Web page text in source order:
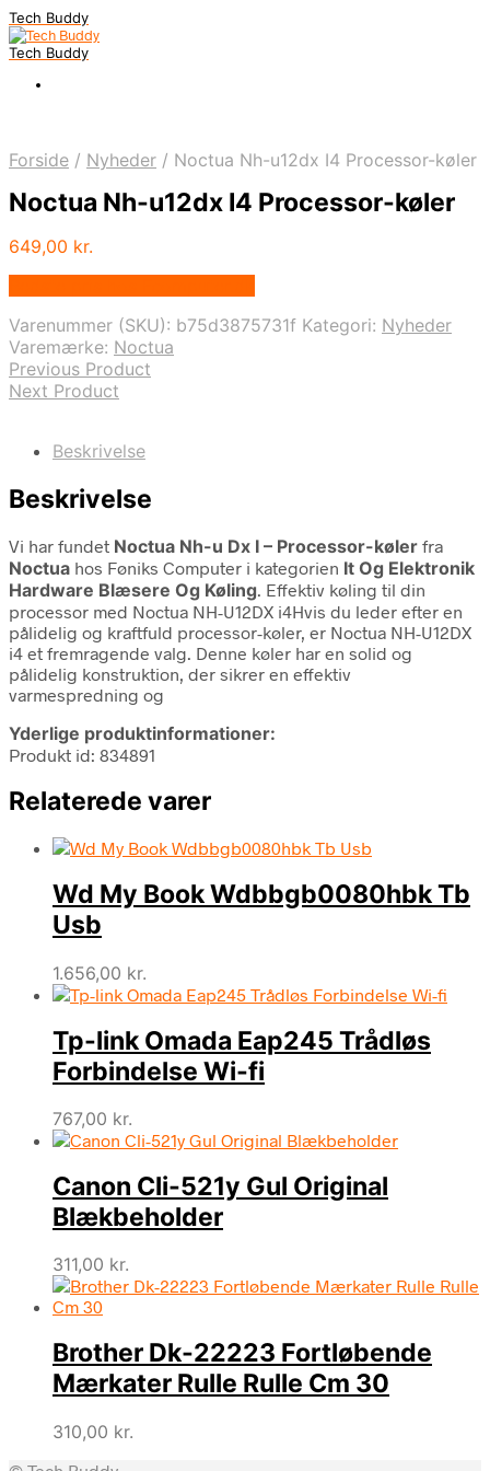
Tech Buddy
Tech Buddy
Forside / Nyheder / Noctua Nh-u12dx I4 Processor-køler
Noctua Nh-u12dx I4 Processor-køler
649,00 kr.
Varenummer (SKU): b75d3875731f Kategori: Nyheder
Varemærke: Noctua
Previous Product
Next Product
Beskrivelse
Beskrivelse
Vi har fundet Noctua Nh-u Dx I – Processor-køler fra
Noctua hos Føniks Computer i kategorien It Og Elektronik
Hardware Blæsere Og Køling. Effektiv køling til din
processor med Noctua NH-U12DX i4Hvis du leder efter en
pålidelig og kraftfuld processor-køler, er Noctua NH-U12DX
i4 et fremragende valg. Denne køler har en solid og
pålidelig konstruktion, der sikrer en effektiv
varmespredning og
Yderlige produktinformationer:
Produkt id: 834891
Relaterede varer
Wd My Book Wdbbgb0080hbk Tb
Usb
1.656,00 kr.
Tp-link Omada Eap245 Trådløs
Forbindelse Wi-fi
767,00 kr.
Canon Cli-521y Gul Original
Blækbeholder
311,00 kr.
Brother Dk-22223 Fortløbende
Mærkater Rulle Rulle Cm 30
310,00 kr.